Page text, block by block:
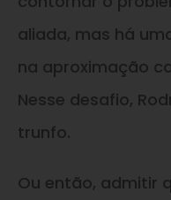
aliada, mas há
na aproximação
Nesse desafio,
trunfo.
Ou então, admitir